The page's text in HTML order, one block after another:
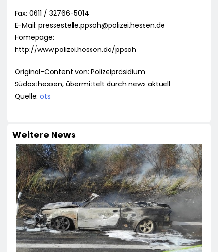
Fax: 0611 / 32766-5014
E-Mail: pressestelle.ppsoh@polizei.hessen.de
Homepage:
http://www.polizei.hessen.de/ppsoh
Original-Content von: Polizeipräsidium
Südosthessen, übermittelt durch news aktuell
Quelle: ots
Weitere News